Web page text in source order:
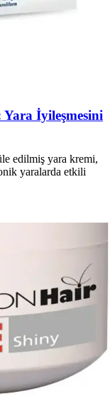
İyileşmesini
edilmiş yara kremi,
yaralarda etkili